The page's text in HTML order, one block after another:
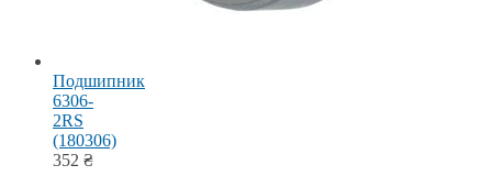
Подшипник
6306-
2RS
(180306)
352 ₴